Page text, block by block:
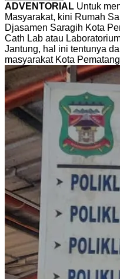
ADVENTORIAL Untuk
Masyarakat, kini Rumah
Djasamen Saragih Kota
Cath Lab atau
Jantung, hal ini tentunya
masyarakat Kota